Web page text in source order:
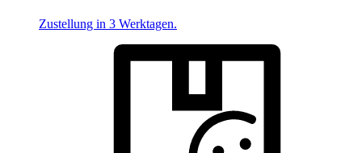
Zustellung in 3 Werktagen.